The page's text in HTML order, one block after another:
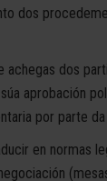
dos
dos
aprobación
por parte da
en normas